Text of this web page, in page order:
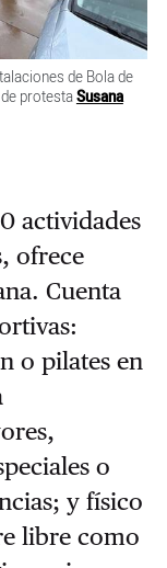
de Bola de
protestaSusana
actividades
ofrece
Cuenta
o pilates en
o
y físico
libre como